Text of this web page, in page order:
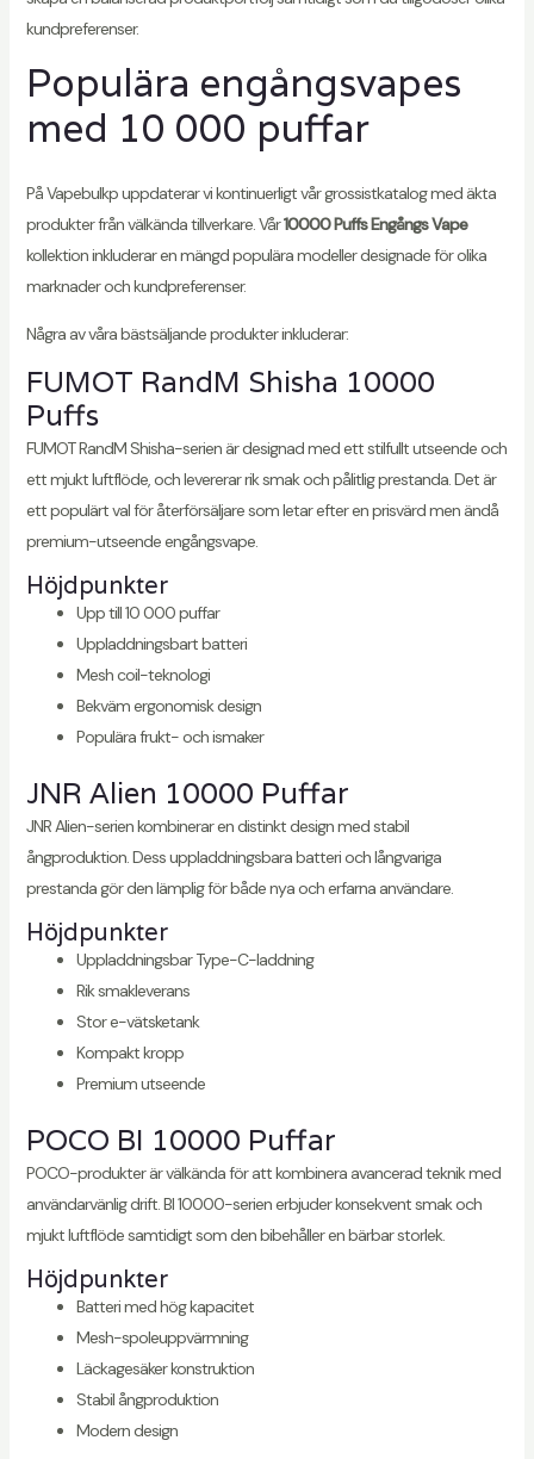
kundpreferenser.
Populära engångsvapes
med 10 000 puffar
På Vapebulkp uppdaterar vi kontinuerligt vår grossistkatalog med äkta
produkter från välkända tillverkare. Vår10000 Puffs Engångs Vape
kollektion inkluderar en mängd populära modeller designade för olika
marknader och kundpreferenser.
Några av våra bästsäljande produkter inkluderar:
FUMOT RandM Shisha 10000
Puffs
FUMOT RandM Shisha-serien är designad med ett stilfullt utseende och
ett mjukt luftflöde, och levererar rik smak och pålitlig prestanda. Det är
ett populärt val för återförsäljare som letar efter en prisvärd men ändå
premium-utseende engångsvape.
Höjdpunkter
Upp till 10 000 puffar
Uppladdningsbart batteri
Mesh coil-teknologi
Bekväm ergonomisk design
Populära frukt- och ismaker
JNR Alien 10000 Puffar
JNR Alien-serien kombinerar en distinkt design med stabil
ångproduktion. Dess uppladdningsbara batteri och långvariga
prestanda gör den lämplig för både nya och erfarna användare.
Höjdpunkter
Uppladdningsbar Type-C-laddning
Rik smakleverans
Stor e-vätsketank
Kompakt kropp
Premium utseende
POCO BI 10000 Puffar
POCO-produkter är välkända för att kombinera avancerad teknik med
användarvänlig drift. BI 10000-serien erbjuder konsekvent smak och
mjukt luftflöde samtidigt som den bibehåller en bärbar storlek.
Höjdpunkter
Batteri med hög kapacitet
Mesh-spoleuppvärmning
Läckagesäker konstruktion
Stabil ångproduktion
Modern design